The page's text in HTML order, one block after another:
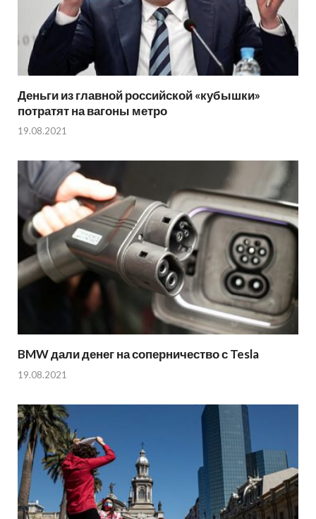
Деньги из главной российской «кубышки»
потратят на вагоны метро
19.08.2021
BMW дали денег на соперничество с Tesla
19.08.2021